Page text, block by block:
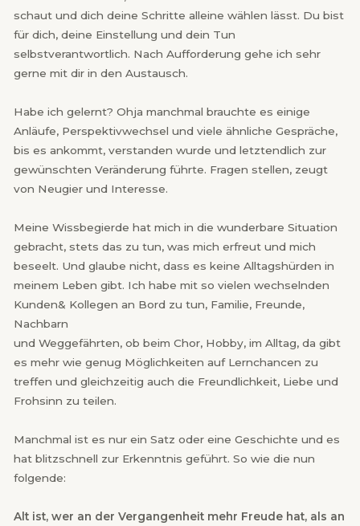
schaut und dich deine Schritte alleine wählen lässt. Du bist
für dich, deine Einstellung und dein Tun
selbstverantwortlich. Nach Aufforderung gehe ich sehr
gerne mit dir in den Austausch.
Habe ich gelernt? Ohja manchmal brauchte es einige
Anläufe, Perspektivwechsel und viele ähnliche Gespräche,
bis es ankommt, verstanden wurde und letztendlich zur
gewünschten Veränderung führte. Fragen stellen, zeugt
von Neugier und Interesse.
Meine Wissbegierde hat mich in die wunderbare Situation
gebracht, stets das zu tun, was mich erfreut und mich
beseelt. Und glaube nicht, dass es keine Alltagshürden in
meinem Leben gibt. Ich habe mit so vielen wechselnden
Kunden& Kollegen an Bord zu tun, Familie, Freunde,
Nachbarn
und Weggefährten, ob beim Chor, Hobby, im Alltag, da gibt
es mehr wie genug Möglichkeiten auf Lernchancen zu
treffen und gleichzeitig auch die Freundlichkeit, Liebe und
Frohsinn zu teilen.
Manchmal ist es nur ein Satz oder eine Geschichte und es
hat blitzschnell zur Erkenntnis geführt. So wie die nun
folgende:
Alt ist, wer an der Vergangenheit mehr Freude hat, als an